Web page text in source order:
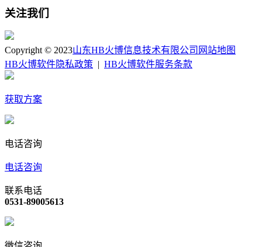
关注我们
Copyright © 2023山东HB火博信息技术有限公司 网站地图
HB火博软件隐私政策
HB火博软件服务条款
获取方案
电话咨询
电话咨询
联系电话
0531-89005613